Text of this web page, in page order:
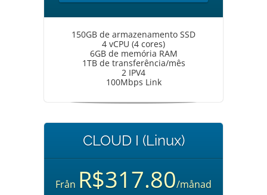
150GB de armazenamento SSD
4 vCPU (4 cores)
6GB de memória RAM
1TB de transferência/mês
2 IPV4
100Mbps Link
CLOUD I (Linux)
Från R$317.80/månad